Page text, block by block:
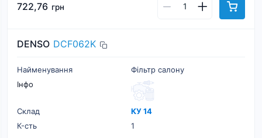
722,76 грн
DENSO DCF062K
Найменування
Фільтр салону
Інфо
Склад
КУ 14
К-cть
1